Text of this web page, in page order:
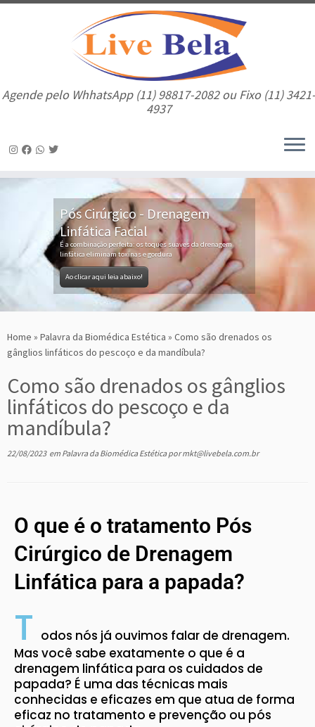
Agende pelo WhhatsApp (11) 98817-2082 ou Fixo (11) 3421-
4937
Pós Cirúrgico - Drenagem
Linfática Facial
É a combinação perfeita: os toques suaves da drenagem
linfática eliminam toxinas e gordura
Ao clicar aqui leia abaixo!
Home » Palavra da Biomédica Estética » Como são drenados os
gânglios linfáticos do pescoço e da mandíbula?
Como são drenados os gânglios
linfáticos do pescoço e da
mandíbula?
22/08/2023em Palavra da Biomédica Estéticapormkt@livebela.com.br
O que é o tratamento Pós
Cirúrgico de Drenagem
Linfática para a papada?
T odos nós já ouvimos falar de drenagem.
Mas você sabe exatamente o que é a
drenagem linfática para os cuidados de
papada? É uma das técnicas mais
conhecidas e eficazes em que atua de forma
eficaz no tratamento e prevenção ou pós